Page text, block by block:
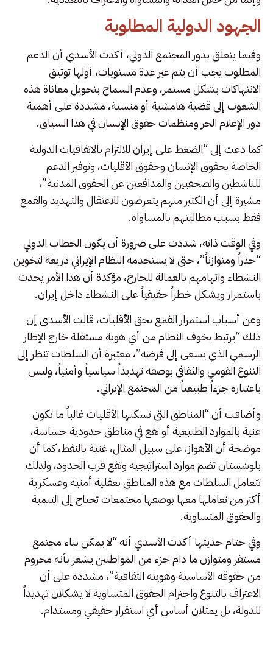
الجهود الدولية المطلوبة
وفيما يتعلق بدور المجتمع الدولي، أكدت الأسدي أن الدعم
المطلوب يجب أن يتم عبر عدة مستويات، أولها توثيق
الانتهاكات بشكل مستمر، وعدم السماح بتحويل معاناة هذه
الشعوب إلى قضية هامشية أو منسية، مشددة على أهمية
دور الإعلام الحر ومنظمات حقوق الإنسان في هذا السياق.
كما دعت إلى “الضغط على إيران للالتزام بالاتفاقيات الدولية
الخاصة بحقوق الإنسان وحقوق الأقليات، وتوفير الدعم
للناشطين والصحفيين والمدافعين عن الحقوق المدنية”،
مشيرة إلى أن الكثير منهم يتعرضون للاعتقال والتهديد والقمع
فقط بسبب مطالبتهم بالمساواة.
وفي الوقت ذاته، شددت على ضرورة أن يكون الخطاب الدولي
“حذراً ومتوازناً”، حتى لا يستخدمه النظام الإيراني ذريعة لتخوين
النشطاء واتهامهم بالعمالة للخارج، مؤكدة أن هذا الأمر يحدث
باستمرار ويشكل خطراً حقيقياً على النشطاء داخل إيران.
وعن أسباب استمرار القمع بحق الأقليات، قالت الأسدي إن
ذلك “يرتبط بخوف النظام من أي هوية مستقلة خارج الإطار
الرسمي الذي يسعى إلى فرضه”، معتبرة أن السلطات تنظر إلى
التنوع القومي والثقافي بوصفه تهديداً سياسياً وأمنياً، وليس
باعتباره جزءاً طبيعياً من المجتمع الإيراني.
وأضافت أن “المناطق التي تسكنها الأقليات غالباً ما تكون
غنية بالموارد الطبيعية أو تقع في مناطق حدودية حساسة،
موضحة أن الأهواز، على سبيل المثال، غنية بالنفط، كما أن
بلوشستان تضم موارد استراتيجية وتقع قرب الحدود، ولذلك
تتعامل السلطات مع هذه المناطق بعقلية أمنية وعسكرية
أكثر من تعاملها معها بوصفها مجتمعات تحتاج إلى التنمية
والحقوق المتساوية.
وفي ختام حديثها أكدت الأسدي أنه “لا يمكن بناء مجتمع
مستقر ومتوازن ما دام جزء من المواطنين يشعر بأنه محروم
من حقوقه الأساسية وهويته الثقافية”، مشددة على أن
الاعتراف بالتنوع واحترام الحقوق المتساوية لا يشكلان تهديداً
للدولة، بل يمثلان أساس أي استقرار حقيقي ومستدام.